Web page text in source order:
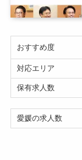
おすすめ度
対応エリア
保有求人数
愛媛の求人数